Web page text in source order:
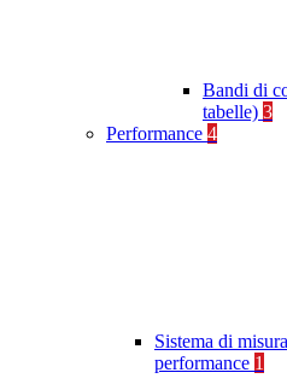
Bandi di
tabelle) 3
Performance 4
Sistema di
performance 1